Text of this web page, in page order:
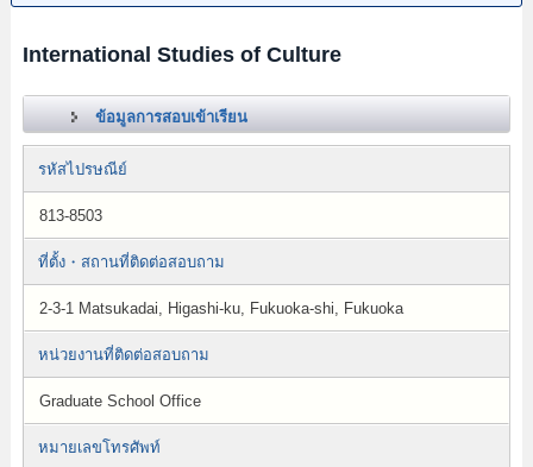
International Studies of Culture
ข้อมูลการสอบเข้าเรียน
รหัสไปรษณีย์
813-8503
ที่ตั้ง・สถานที่ติดต่อสอบถาม
2-3-1 Matsukadai, Higashi-ku, Fukuoka-shi, Fukuoka
หน่วยงานที่ติดต่อสอบถาม
Graduate School Office
หมายเลขโทรศัพท์